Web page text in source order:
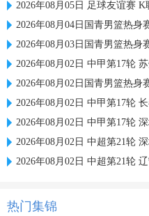
2026年08月05日 足球友谊赛
2026年08月04日国青男篮热身赛 中国
2026年08月03日国青男篮热身赛
2026年08月02日 中甲第17轮
2026年08月02日国青男篮热身赛
2026年08月02日 中甲第17轮
2026年08月02日 中甲第17轮
2026年08月02日 中超第21轮
2026年08月02日 中超第21轮
热门集锦